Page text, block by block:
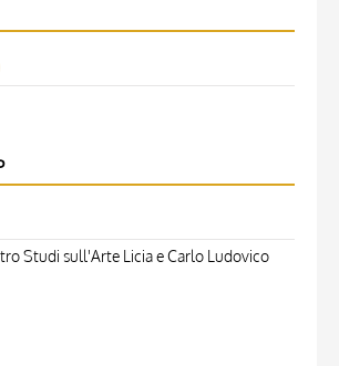
Studi sull'Arte Licia e Carlo Ludovico